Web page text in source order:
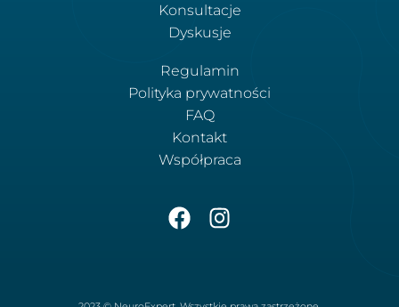
Konsultacje
Dyskusje
Regulamin
Polityka prywatności
FAQ
Kontakt
Współpraca